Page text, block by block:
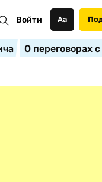
Войти Аа
О переговорах